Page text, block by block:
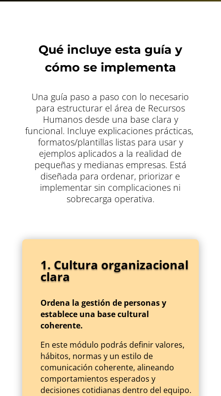
Qué incluye esta guía y
cómo se implementa
Una guía paso a paso con lo necesario
para estructurar el área de Recursos
Humanos desde una base clara y
funcional. Incluye explicaciones prácticas,
formatos/plantillas listas para usar y
ejemplos aplicados a la realidad de
pequeñas y medianas empresas. Está
diseñada para ordenar, priorizar e
implementar sin complicaciones ni
sobrecarga operativa.
1. Cultura organizacional
clara
Ordena la gestión de personas y
establece una base cultural
coherente.
En este módulo podrás definir valores,
hábitos, normas y un estilo de
comunicación coherente, alineando
comportamientos esperados y
decisiones cotidianas dentro del equipo.